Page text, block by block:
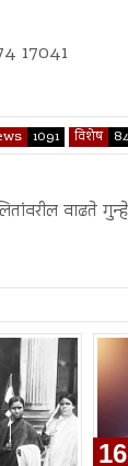
17041
1091 विशेष
वाढते गुन्हे
16